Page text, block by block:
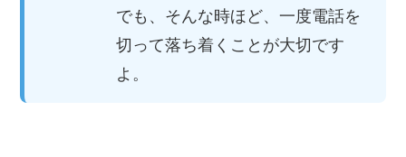
でも、そんな時ほど、一度電話を
切って落ち着くことが大切です
よ。